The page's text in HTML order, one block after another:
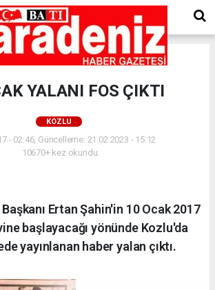
YALANI FOS ÇIKTI
KOZLU
- 02:46, Güncelleme: 21.02.2023 - 15:12
10670+ kez okundu.
Ertan Şahin'in 10 Ocak 2017
başlayacağı yönünde Kozlu'da
yayınlanan haber yalan çıktı.